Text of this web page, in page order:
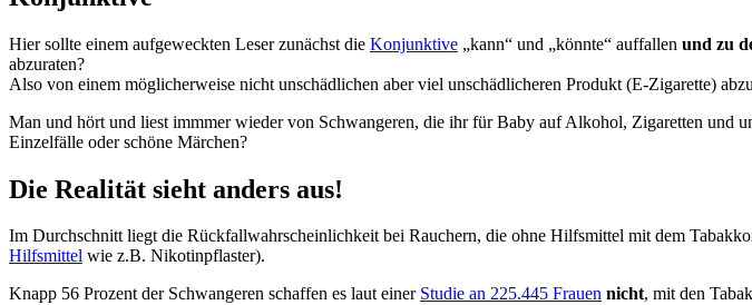
Hier sollte einem aufgeweckten Leser zunächst die Konjunktive „kann“ und „könnte“ auffallen und zu
abzuraten?
Also von einem möglicherweise nicht unschädlichen aber viel unschädlicheren Produkt (E-Zigarette)
Man und hört und liest immmer wieder von Schwangeren, die ihr für Baby auf Alkohol, Zigaretten und
Einzelfälle oder schöne Märchen?
Die Realität sieht anders aus!
Im Durchschnitt liegt die Rückfallwahrscheinlichkeit bei Rauchern, die ohne Hilfsmittel mit dem
Hilfsmittel wie z.B. Nikotinpflaster).
Knapp 56 Prozent der Schwangeren schaffen es laut einer Studie an 225.445 Frauen nicht, mit den